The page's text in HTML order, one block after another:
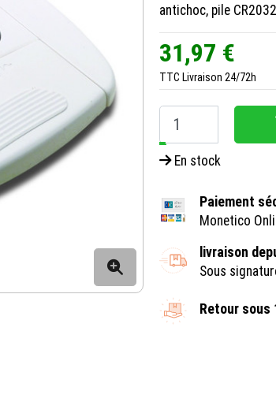
antichoc, pile
31,97 €
TTC Livraison 24/72h
−
En stock
Paiement
Monetico
livraison
Sous
Retour sous